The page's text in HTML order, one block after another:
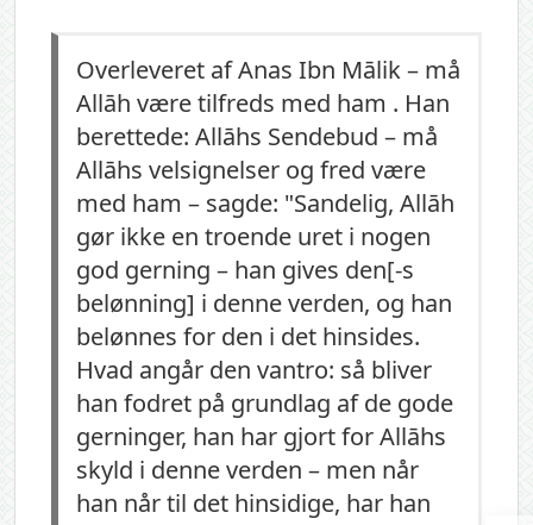
Overleveret af Anas Ibn Mālik – må
Allāh være tilfreds med ham . Han
berettede: Allāhs Sendebud – må
Allāhs velsignelser og fred være
med ham – sagde: "Sandelig, Allāh
gør ikke en troende uret i nogen
god gerning – han gives den[-s
belønning] i denne verden, og han
belønnes for den i det hinsides.
Hvad angår den vantro: så bliver
han fodret på grundlag af de gode
gerninger, han har gjort for Allāhs
skyld i denne verden – men når
han når til det hinsidige, har han